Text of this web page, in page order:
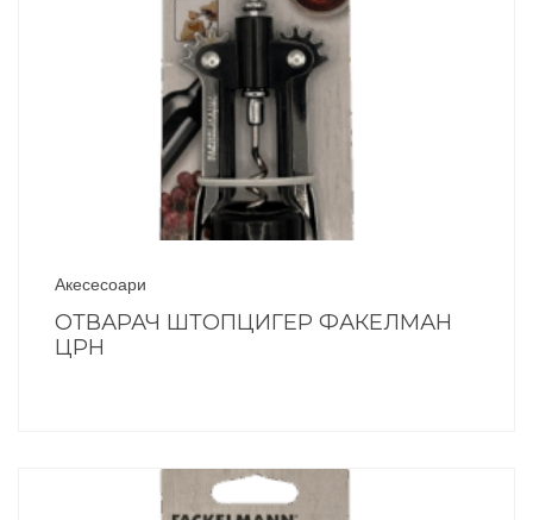
Акесесоари
ОТВАРАЧ ШТОПЦИГЕР ФАКЕЛМАН
ЦРН